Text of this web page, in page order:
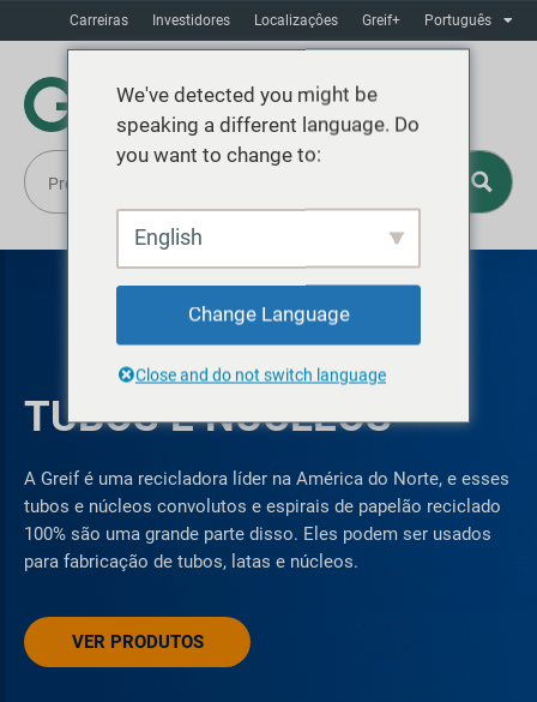
Carreiras Investidores Localizaçôes Greif+ Português
TUBOS E NÚCLEOS
A Greif é uma recicladora líder na América do Norte, e esses
tubos e núcleos convolutos e espirais de papelão reciclado
100% são uma grande parte disso. Eles podem ser usados
para fabricação de tubos, latas e núcleos.
VER PRODUTOS
We've detected you might be
speaking a different language. Do
you want to change to:
English
Change Language
Close and do not switch language